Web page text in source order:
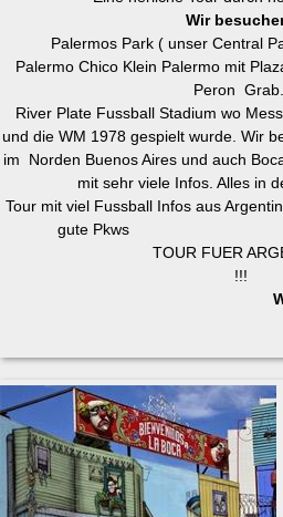
Wir
Palermos Park ( unser Central
Palermo Chico Klein Palermo mit
Peron Grab.
River Plate Fussball Stadium wo
und die WM 1978 gespielt wurde. Wir
im Norden Buenos Aires und auch
mit sehr viele Infos. Alles in
Tour mit viel Fussball Infos aus
gute Pkws
Dauer
TOUR FUER
!!!